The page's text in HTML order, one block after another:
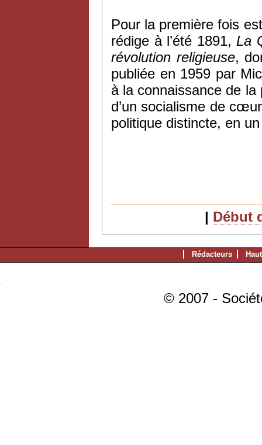
Pour la première fois
rédige à l’été 1891, La
révolution religieuse,
publiée en 1959 par
à la connaissance de
d’un socialisme de
politique distincte, en
| Début
Rédacteurs
© 2007 -